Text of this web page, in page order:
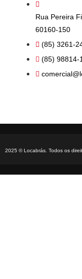
Rua Pereira
60160-150
(85) 3261-
(85) 98814-
2025 © Locabrás. Todos os